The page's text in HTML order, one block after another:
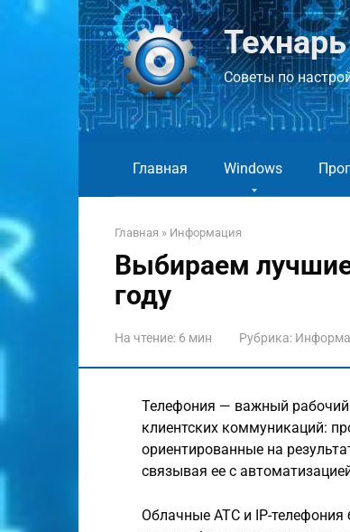
Перейти
Технарь
Советы по
Главная Windows
Главная » Информация
Выбираем
году
На чтение: 6 мин Рубрика:
Телефония — важный рабочий
клиентских коммуникаций:
ориентированные на
связывая ее с
Облачные АТС и IP-